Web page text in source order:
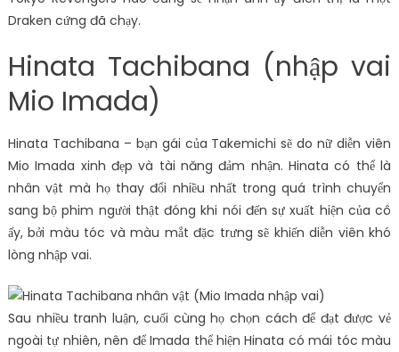
Draken cứng đã chạy.
Hinata Tachibana (nhập vai
Mio Imada)
Hinata Tachibana – bạn gái của Takemichi sẽ do nữ diễn viên
Mio Imada xinh đẹp và tài năng đảm nhận. Hinata có thể là
nhân vật mà họ thay đổi nhiều nhất trong quá trình chuyển
sang bộ phim người thật đóng khi nói đến sự xuất hiện của cô
ấy, bởi màu tóc và màu mắt đặc trưng sẽ khiến diễn viên khó
lòng nhập vai.
Sau nhiều tranh luận, cuối cùng họ chọn cách để đạt được vẻ
ngoài tự nhiên, nên để Imada thể hiện Hinata có mái tóc màu